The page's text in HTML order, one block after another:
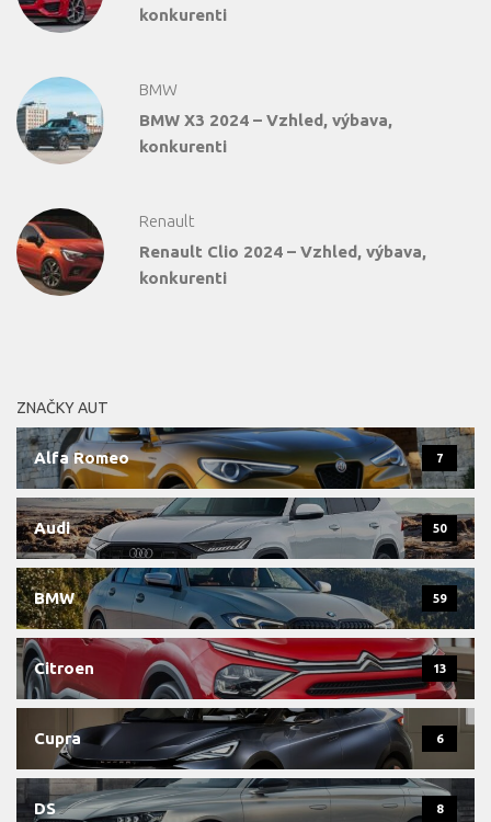
konkurenti
BMW
BMW X3 2024 – Vzhled, výbava,
konkurenti
Renault
Renault Clio 2024 – Vzhled, výbava,
konkurenti
ZNAČKY AUT
Alfa Romeo 7
Audi 50
BMW 59
Citroen 13
Cupra 6
DS 8